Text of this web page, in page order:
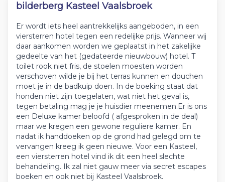
bilderberg Kasteel Vaalsbroek
Er wordt iets heel aantrekkelijks aangeboden, in een
viersterren hotel tegen een redelijke prijs. Wanneer wij
daar aankomen worden we geplaatst in het zakelijke
gedeelte van het (gedateerde nieuwbouw) hotel. T
toilet rook niet fris, de stoelen moesten worden
verschoven wilde je bij het terras kunnen en douchen
moet je in de badkuip doen. In de boeking staat dat
honden niet zijn toegelaten, wat niet het geval is,
tegen betaling mag je je huisdier meenemen.Er is ons
een Deluxe kamer beloofd ( afgesproken in de deal)
maar we kregen een gewone reguliere kamer. En
nadat ik handdoeken op de grond had gelegd om te
vervangen kreeg ik geen nieuwe. Voor een Kasteel,
een viersterren hotel vind ik dit een heel slechte
behandeling. Ik zal niet gauw meer via secret escapes
boeken en ook niet bij Kasteel Vaalsbroek.